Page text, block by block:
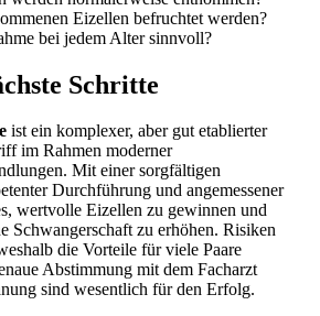
Eizellen befruchtet werden?
bei jedem Alter sinnvoll?
Schritte
ist ein komplexer, aber gut etablierter
im Rahmen moderner
Mit einer sorgfältigen
Durchführung und angemessener
wertvolle Eizellen zu gewinnen und
Schwangerschaft zu erhöhen. Risiken
die Vorteile für viele Paare
Abstimmung mit dem Facharzt
sind wesentlich für den Erfolg.